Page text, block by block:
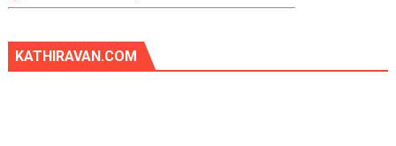
KATHIRAVAN.COM